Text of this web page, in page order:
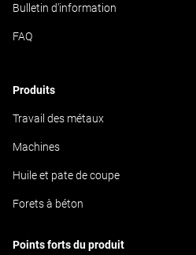
Bulletin d'information
FAQ
Produits
Travail des métaux
Machines
Huile et pate de coupe
Forets à béton
Points forts du produit